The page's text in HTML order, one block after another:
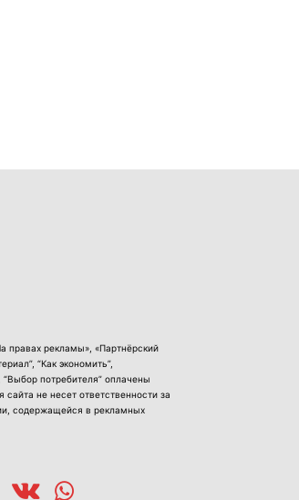
правах рекламы», «Партнёрский
“Как экономить”,
“Выбор потребителя” оплачены
не несет ответственности за
содержащейся в рекламных